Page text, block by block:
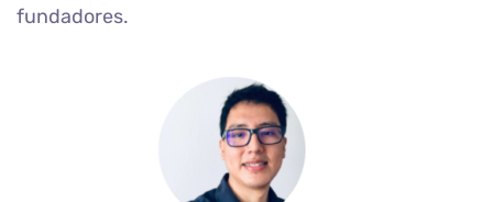
fundadores.